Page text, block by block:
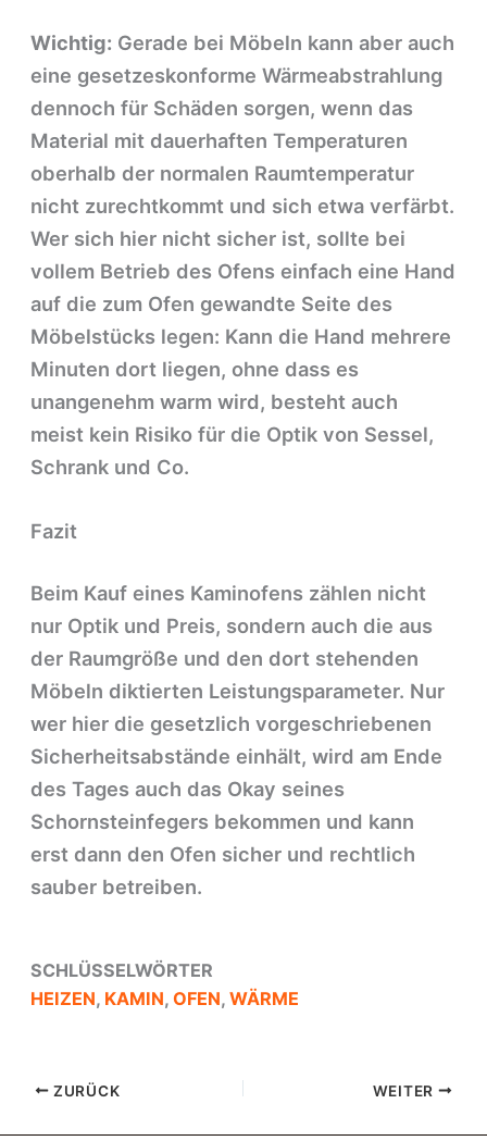
Wichtig: Gerade bei Möbeln kann aber auch
eine gesetzeskonforme Wärmeabstrahlung
dennoch für Schäden sorgen, wenn das
Material mit dauerhaften Temperaturen
oberhalb der normalen Raumtemperatur
nicht zurechtkommt und sich etwa verfärbt.
Wer sich hier nicht sicher ist, sollte bei
vollem Betrieb des Ofens einfach eine Hand
auf die zum Ofen gewandte Seite des
Möbelstücks legen: Kann die Hand mehrere
Minuten dort liegen, ohne dass es
unangenehm warm wird, besteht auch
meist kein Risiko für die Optik von Sessel,
Schrank und Co.
Fazit
Beim Kauf eines Kaminofens zählen nicht
nur Optik und Preis, sondern auch die aus
der Raumgröße und den dort stehenden
Möbeln diktierten Leistungsparameter. Nur
wer hier die gesetzlich vorgeschriebenen
Sicherheitsabstände einhält, wird am Ende
des Tages auch das Okay seines
Schornsteinfegers bekommen und kann
erst dann den Ofen sicher und rechtlich
sauber betreiben.
SCHLÜSSELWÖRTER
HEIZEN, KAMIN,OFEN,WÄRME
ZURÜCK WEITER